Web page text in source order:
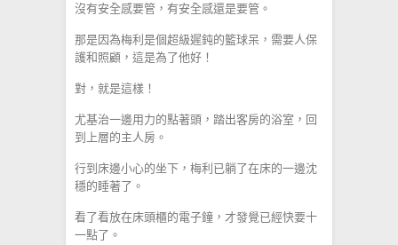
沒有安全感要管，有安全感還是要管。
那是因為梅利是個超級遲鈍的籃球呆，需要人保
護和照顧，這是為了他好！
對，就是這樣！
尤基治一邊用力的點著頭，踏出客房的浴室，回
到上層的主人房。
行到床邊小心的坐下，梅利已躺了在床的一邊沈
穩的睡著了。
看了看放在床頭櫃的電子鐘，才發覺已經快要十
一點了。